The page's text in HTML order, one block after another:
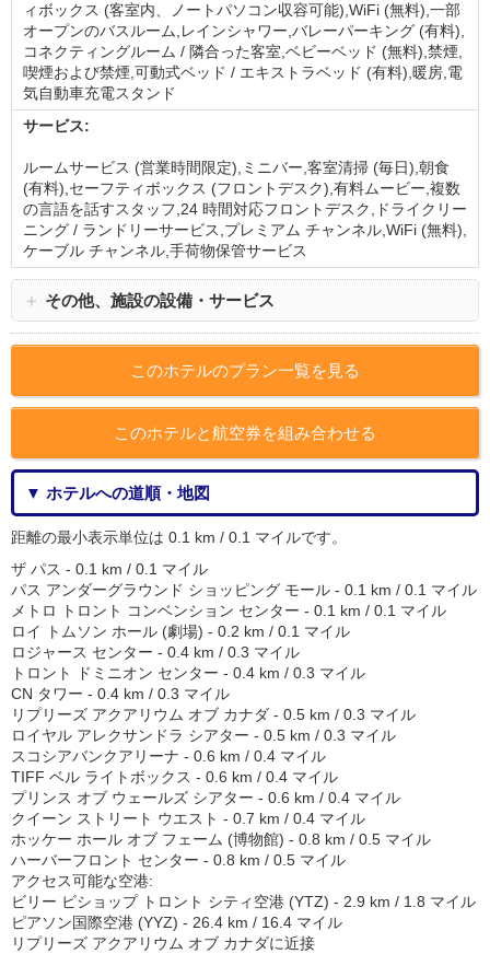
ィボックス (客室内、ノートパソコン収容可能),WiFi (無料),一部
オープンのバスルーム,レインシャワー,バレーパーキング (有料),
コネクティングルーム / 隣合った客室,ベビーベッド (無料),禁煙,
喫煙および禁煙,可動式ベッド / エキストラベッド (有料),暖房,電
気自動車充電スタンド
サービス:
ルームサービス (営業時間限定),ミニバー,客室清掃 (毎日),朝食
(有料),セーフティボックス (フロントデスク),有料ムービー,複数
の言語を話すスタッフ,24 時間対応フロントデスク,ドライクリー
ニング / ランドリーサービス,プレミアム チャンネル,WiFi (無料),
ケーブル チャンネル,手荷物保管サービス
＋ その他、施設の設備・サービス
このホテルのプラン一覧を見る
このホテルと航空券を組み合わせる
▼ ホテルへの道順・地図
距離の最小表示単位は 0.1 km / 0.1 マイルです。
ザ パス - 0.1 km / 0.1 マイル
パス アンダーグラウンド ショッピング モール - 0.1 km / 0.1 マイル
メトロ トロント コンベンション センター - 0.1 km / 0.1 マイル
ロイ トムソン ホール (劇場) - 0.2 km / 0.1 マイル
ロジャース センター - 0.4 km / 0.3 マイル
トロント ドミニオン センター - 0.4 km / 0.3 マイル
CN タワー - 0.4 km / 0.3 マイル
リプリーズ アクアリウム オブ カナダ - 0.5 km / 0.3 マイル
ロイヤル アレクサンドラ シアター - 0.5 km / 0.3 マイル
スコシアバンクアリーナ - 0.6 km / 0.4 マイル
TIFF ベル ライトボックス - 0.6 km / 0.4 マイル
プリンス オブ ウェールズ シアター - 0.6 km / 0.4 マイル
クイーン ストリート ウエスト - 0.7 km / 0.4 マイル
ホッケー ホール オブ フェーム (博物館) - 0.8 km / 0.5 マイル
ハーバーフロント センター - 0.8 km / 0.5 マイル
アクセス可能な空港:
ビリー ビショップ トロント シティ空港 (YTZ) - 2.9 km / 1.8 マイル
ピアソン国際空港 (YYZ) - 26.4 km / 16.4 マイル
リプリーズ アクアリウム オブ カナダに近接